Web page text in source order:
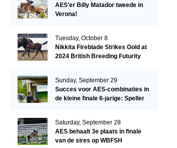
AES'er Billy Matador tweede in
Verona!
Tuesday, October 8
Nikkita Fireblade Strikes Gold at
2024 British Breeding Futurity
Sunday, September 29
Succes voor AES-combinaties in
de kleine finale 6-jarige: Speller
Saturday, September 28
AES behaalt 3e plaats in finale
van de sires op WBFSH